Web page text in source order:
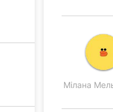
Мілана